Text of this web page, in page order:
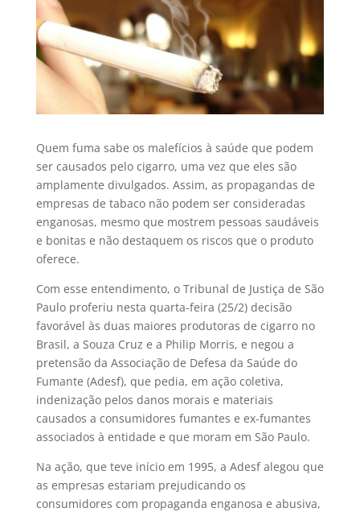
Quem fuma sabe os malefícios à saúde que podem
ser causados pelo cigarro, uma vez que eles são
amplamente divulgados. Assim, as propagandas de
empresas de tabaco não podem ser consideradas
enganosas, mesmo que mostrem pessoas saudáveis
e bonitas e não destaquem os riscos que o produto
oferece.
Com esse entendimento, o Tribunal de Justiça de São
Paulo proferiu nesta quarta-feira (25/2) decisão
favorável às duas maiores produtoras de cigarro no
Brasil, a Souza Cruz e a Philip Morris, e negou a
pretensão da Associação de Defesa da Saúde do
Fumante (Adesf), que pedia, em ação coletiva,
indenização pelos danos morais e materiais
causados a consumidores fumantes e ex-fumantes
associados à entidade e que moram em São Paulo.
Na ação, que teve início em 1995, a Adesf alegou que
as empresas estariam prejudicando os
consumidores com propaganda enganosa e abusiva,